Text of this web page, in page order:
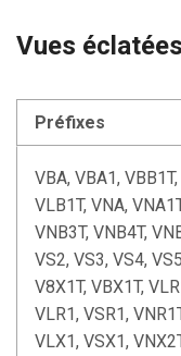
Vues éclatées
Préfixes
VBA, VBA1,
VLB1T, VNA,
VNB3T, VNB4T,
VS2, VS3, VS4,
V8X1T, VBX1T,
VLR1, VSR1,
VLX1, VSX1,